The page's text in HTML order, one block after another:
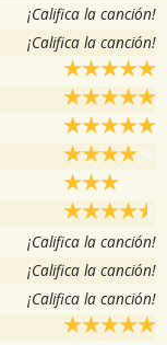
¡Califica la canción!
¡Califica la canción!
¡Califica la canción!
¡Califica la canción!
¡Califica la canción!